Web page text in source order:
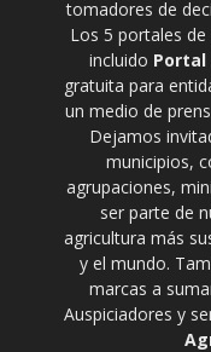
tomadores de
Los 5 portales
incluido Portal
gratuita para
un medio de
Dejamos
municipios,
agrupaciones,
ser parte de
agricultura más
y el mundo.
marcas a
Auspiciadores y